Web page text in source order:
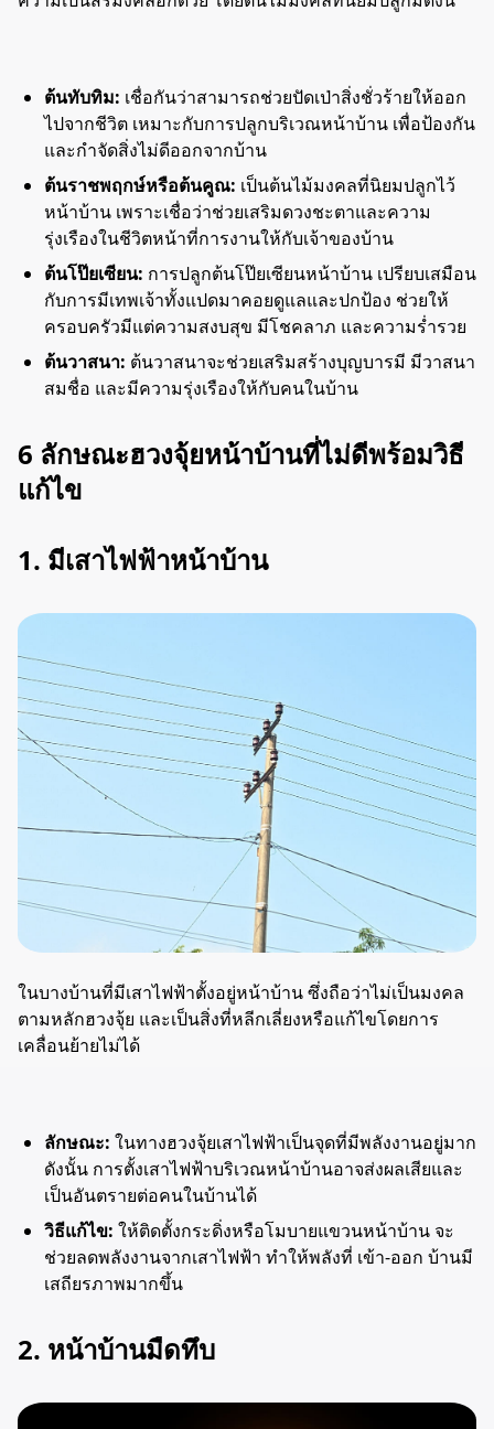
ต้นทับทิม: เชื่อกันว่าสามารถช่วยปัดเป่าสิ่งชั่วร้ายให้ออก
ไปจากชีวิต เหมาะกับการปลูกบริเวณหน้าบ้าน เพื่อป้องกัน
และกำจัดสิ่งไม่ดีออกจากบ้าน
ต้นราชพฤกษ์หรือต้นคูณ: เป็นต้นไม้มงคลที่นิยมปลูกไว้
หน้าบ้าน เพราะเชื่อว่าช่วยเสริมดวงชะตาและความ
รุ่งเรืองในชีวิตหน้าที่การงานให้กับเจ้าของบ้าน
ต้นโป๊ยเซียน: การปลูกต้นโป๊ยเซียนหน้าบ้าน เปรียบเสมือน
กับการมีเทพเจ้าทั้งแปดมาคอยดูแลและปกป้อง ช่วยให้
ครอบครัวมีแต่ความสงบสุข มีโชคลาภ และความร่ำรวย
ต้นวาสนา: ต้นวาสนาจะช่วยเสริมสร้างบุญบารมี มีวาสนา
สมชื่อ และมีความรุ่งเรืองให้กับคนในบ้าน
6 ลักษณะฮวงจุ้ยหน้าบ้านที่ไม่ดีพร้อมวิธี
แก้ไข
1. มีเสาไฟฟ้าหน้าบ้าน
ในบางบ้านที่มีเสาไฟฟ้าตั้งอยู่หน้าบ้าน ซึ่งถือว่าไม่เป็นมงคล
ตามหลักฮวงจุ้ย และเป็นสิ่งที่หลีกเลี่ยงหรือแก้ไขโดยการ
เคลื่อนย้ายไม่ได้
ลักษณะ: ในทางฮวงจุ้ยเสาไฟฟ้าเป็นจุดที่มีพลังงานอยู่มาก
ดังนั้น การตั้งเสาไฟฟ้าบริเวณหน้าบ้านอาจส่งผลเสียและ
เป็นอันตรายต่อคนในบ้านได้
วิธีแก้ไข: ให้ติดตั้งกระดิ่งหรือโมบายแขวนหน้าบ้าน จะ
ช่วยลดพลังงานจากเสาไฟฟ้า ทำให้พลังที่ เข้า-ออก บ้านมี
เสถียรภาพมากขึ้น
2. หน้าบ้านมืดทึบ